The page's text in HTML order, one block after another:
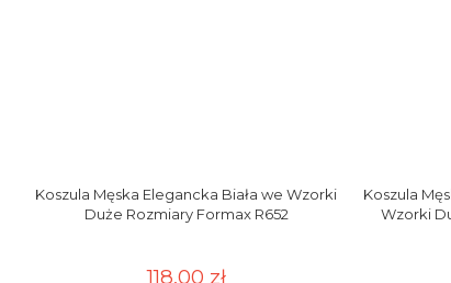
Koszula Męska Elegancka Biała we Wzorki
Duże Rozmiary Formax R652
118,00 zł
Koszula
Wzorki